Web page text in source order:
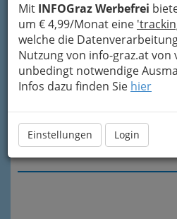
Mit INFOGraz Werbefrei
um € 4,99/Monat eine
welche die
Nutzung von info-graz.at von
unbedingt notwendige
Infos dazu finden Sie hier
Einstellungen Login